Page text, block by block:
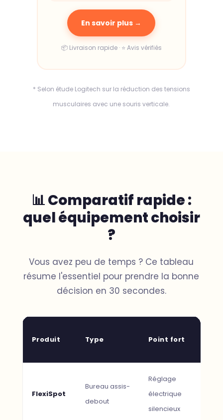
En savoir plus →
📦 Livraison rapide · ⭐ Avis vérifiés
* Selon étude Logitech sur la réduction des tensions
musculaires avec une souris verticale.
📊 Comparatif rapide :
quel équipement choisir
?
Vous avez peu de temps ? Ce tableau
résume l'essentiel pour prendre la bonne
décision en 30 secondes.
Produit Type Point fort
FlexiSpot
Bureau assis-
debout
Réglage
électrique
silencieux